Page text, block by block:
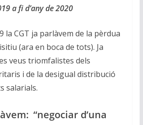
a fi d’any de 2020
la CGT ja parlàvem de la pèrdua
(ara en boca de tots). Ja
veus triomfalistes dels
i de la desigual distribució
salarials.
“negociar d’una